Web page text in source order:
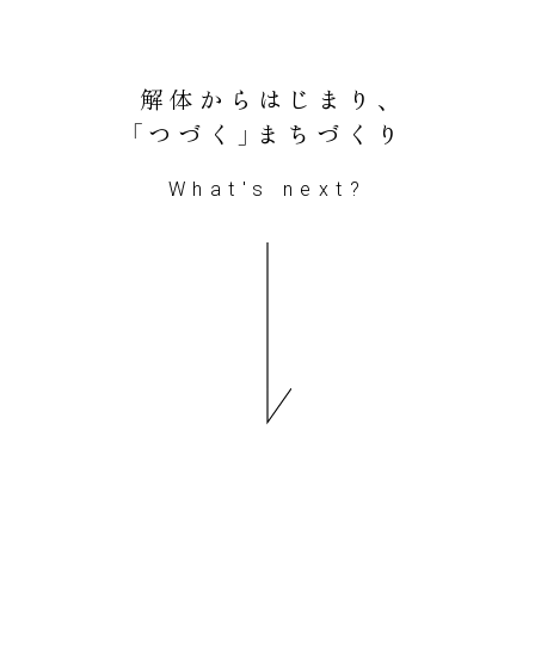
解体からはじまり、
「つづく」まちづくり
What's next?